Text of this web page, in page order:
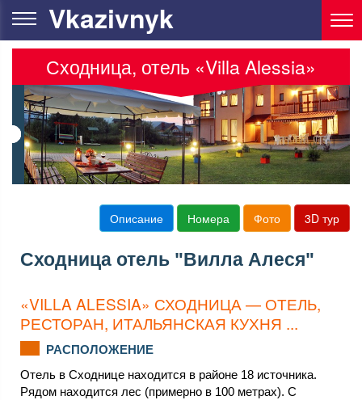
Vkazivnyk
Сходница, отель «Villa Alessia»
Описание Номера Фото 3D тур
Сходница отель "Вилла Алеся"
«VILLA ALESSIA» СХОДНИЦА — ОТЕЛЬ,
РЕСТОРАН, ИТАЛЬЯНСКАЯ КУХНЯ ...
РАСПОЛОЖЕНИЕ
Отель в Сходнице находится в районе 18 источника.
Рядом находится лес (примерно в 100 метрах). С